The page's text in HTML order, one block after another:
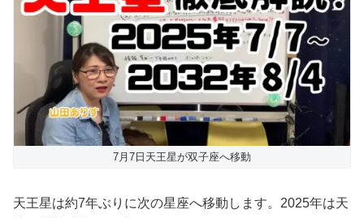
7月7日天王星が双子座へ移動
天王星は約7年ぶりに次の星座へ移動します。2025年は天